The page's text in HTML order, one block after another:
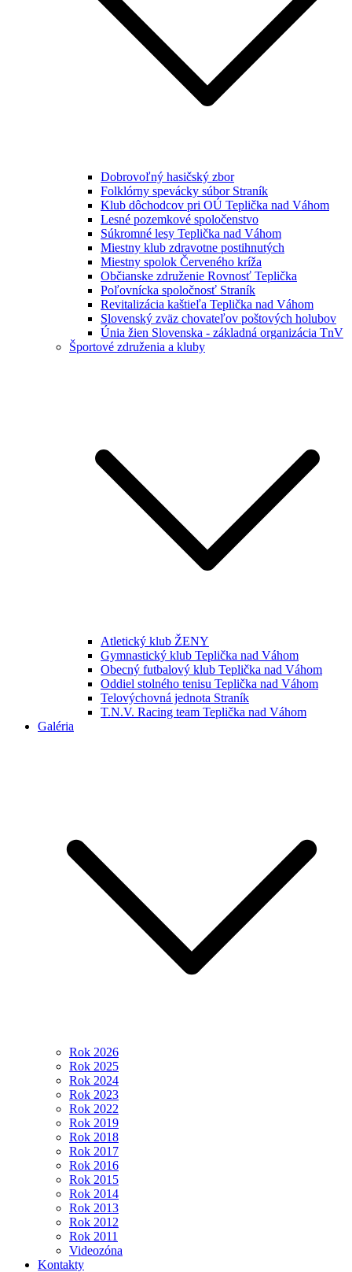
Dobrovoľný hasičský zbor
Folklórny spevácky súbor Straník
Klub dôchodcov pri OÚ Teplička nad Váhom
Lesné pozemkové spoločenstvo
Súkromné lesy Teplička nad Váhom
Miestny klub zdravotne postihnutých
Miestny spolok Červeného kríža
Občianske združenie Rovnosť Teplička
Poľovnícka spoločnosť Straník
Revitalizácia kaštieľa Teplička nad Váhom
Slovenský zväz chovateľov poštových holubov
Únia žien Slovenska - základná organizácia TnV
Športové združenia a kluby
Atletický klub ŽENY
Gymnastický klub Teplička nad Váhom
Obecný futbalový klub Teplička nad Váhom
Oddiel stolného tenisu Teplička nad Váhom
Telovýchovná jednota Straník
T.N.V. Racing team Teplička nad Váhom
Galéria
Rok 2026
Rok 2025
Rok 2024
Rok 2023
Rok 2022
Rok 2019
Rok 2018
Rok 2017
Rok 2016
Rok 2015
Rok 2014
Rok 2013
Rok 2012
Rok 2011
Videozóna
Kontakty